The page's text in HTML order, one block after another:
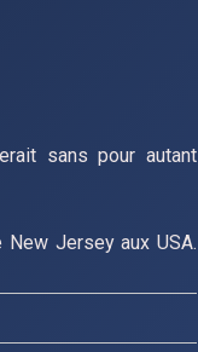
sans pour autant
Jersey aux USA.